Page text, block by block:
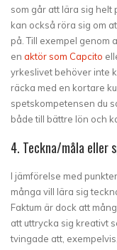
som går att lära sig helt
kan också röra sig om
på. Till exempel genom
en aktör som Capcito
yrkeslivet behöver inte
räcka med en kortare
spetskompetensen du
både till bättre lön och
4. Teckna/måla eller
I jämförelse med
många vill lära sig
Faktum är dock att
att uttrycka sig kreativt
tvingade att,